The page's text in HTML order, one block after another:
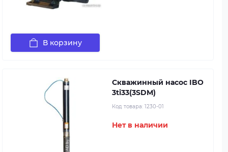
В корзину
Скважинный насос IBO
3ti33(3SDM)
Код товара: 1230-01
Нет в наличии